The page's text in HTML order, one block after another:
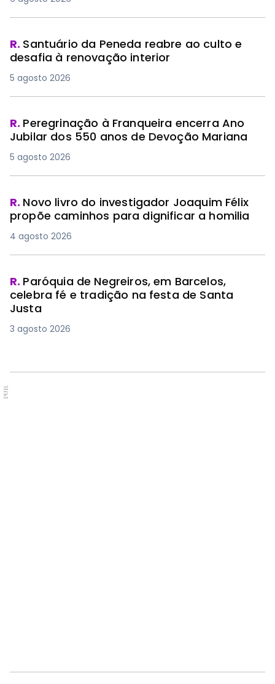
R. Santuário da Peneda reabre ao culto e
desafia à renovação interior
5 agosto 2026
R. Peregrinação à Franqueira encerra Ano
Jubilar dos 550 anos de Devoção Mariana
5 agosto 2026
R. Novo livro do investigador Joaquim Félix
propõe caminhos para dignificar a homilia
4 agosto 2026
R. Paróquia de Negreiros, em Barcelos,
celebra fé e tradição na festa de Santa
Justa
3 agosto 2026
PUB.